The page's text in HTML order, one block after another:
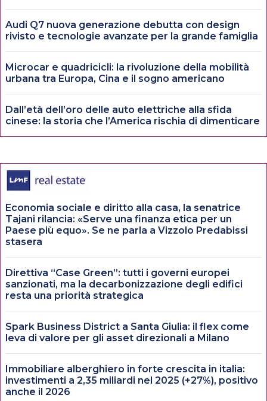
Audi Q7 nuova generazione debutta con design
rivisto e tecnologie avanzate per la grande famiglia
Microcar e quadricicli: la rivoluzione della mobilità
urbana tra Europa, Cina e il sogno americano
Dall’età dell’oro delle auto elettriche alla sfida
cinese: la storia che l’America rischia di dimenticare
Economia sociale e diritto alla casa, la senatrice
Tajani rilancia: «Serve una finanza etica per un
Paese più equo». Se ne parla a Vizzolo Predabissi
stasera
Direttiva “Case Green”: tutti i governi europei
sanzionati, ma la decarbonizzazione degli edifici
resta una priorità strategica
Spark Business District a Santa Giulia: il flex come
leva di valore per gli asset direzionali a Milano
Immobiliare alberghiero in forte crescita in italia:
investimenti a 2,35 miliardi nel 2025 (+27%), positivo
anche il 2026